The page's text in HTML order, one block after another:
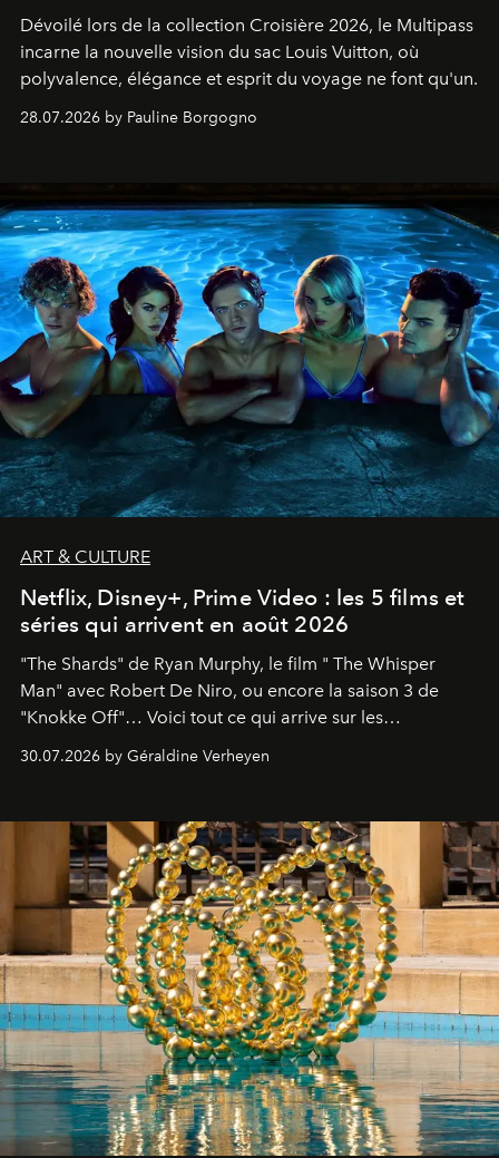
Dévoilé lors de la collection Croisière 2026, le Multipass
incarne la nouvelle vision du sac Louis Vuitton, où
polyvalence, élégance et esprit du voyage ne font qu'un.
28.07.2026 by Pauline Borgogno
ART & CULTURE
Netflix, Disney+, Prime Video : les 5 films et
séries qui arrivent en août 2026
"The Shards" de Ryan Murphy, le film " The Whisper
Man" avec Robert De Niro, ou encore la saison 3 de
"Knokke Off"… Voici tout ce qui arrive sur les
30.07.2026 by Géraldine Verheyen